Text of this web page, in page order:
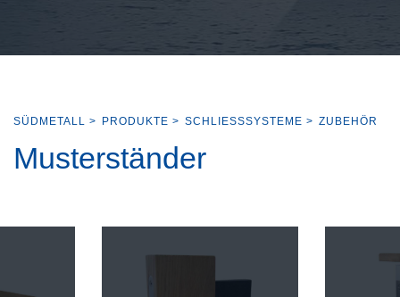
SÜDMETALL > PRODUKTE > SCHLIESSSYSTEME > ZUBEHÖR
Musterständer